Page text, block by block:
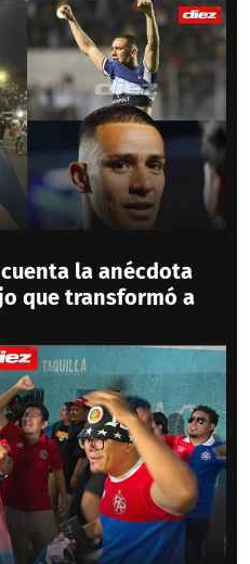
cuenta la anécdota
que transformó a